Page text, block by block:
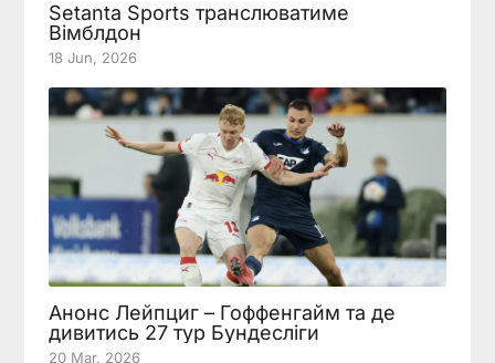
Setanta Sports транслюватиме
Вімблдон
18 Jun, 2026
Анонс Лейпциг – Гоффенгайм та де
дивитись 27 тур Бундесліги
20 Mar, 2026